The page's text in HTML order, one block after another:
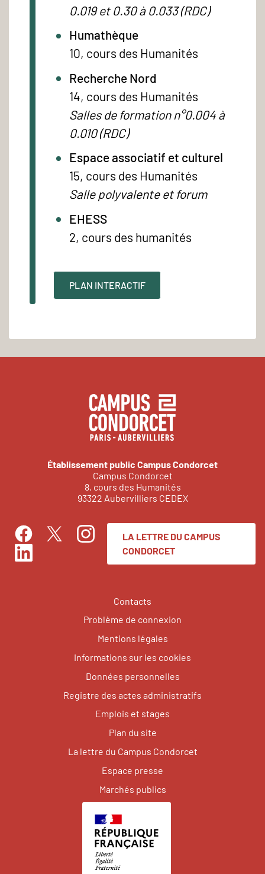
0.019 et 0.30 à 0.033 (RDC)
Humathèque
10, cours des Humanités
Recherche Nord
14, cours des Humanités
Salles de formation n°0.004 à
0.010 (RDC)
Espace associatif et culturel
15, cours des Humanités
Salle polyvalente et forum
EHESS
2, cours des humanités
PLAN INTERACTIF
Établissement public Campus Condorcet
Campus Condorcet
8, cours des Humanités
93322 Aubervilliers CEDEX
FacebookTwitterInstagram
LinkedIn
LA LETTRE DU CAMPUS
CONDORCET
Contacts
Problème de connexion
Mentions légales
Informations sur les cookies
Données personnelles
Registre des actes administratifs
Emplois et stages
Plan du site
La lettre du Campus Condorcet
Espace presse
Marchés publics